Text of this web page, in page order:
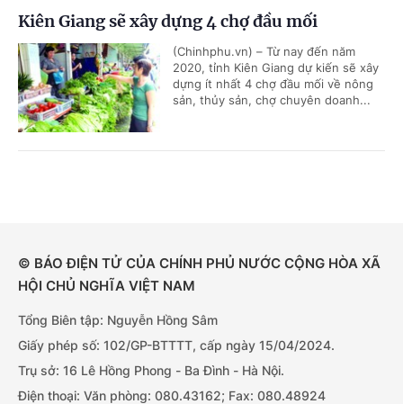
Kiên Giang sẽ xây dựng 4 chợ đầu mối
(Chinhphu.vn) – Từ nay đến năm
2020, tỉnh Kiên Giang dự kiến sẽ xây
dựng ít nhất 4 chợ đầu mối về nông
sản, thủy sản, chợ chuyên doanh...
© BÁO ĐIỆN TỬ CỦA CHÍNH PHỦ NƯỚC CỘNG HÒA XÃ
HỘI CHỦ NGHĨA VIỆT NAM
Tổng Biên tập: Nguyễn Hồng Sâm
Giấy phép số: 102/GP-BTTTT, cấp ngày 15/04/2024.
Trụ sở: 16 Lê Hồng Phong - Ba Đình - Hà Nội.
Điện thoại: Văn phòng: 080.43162; Fax: 080.48924